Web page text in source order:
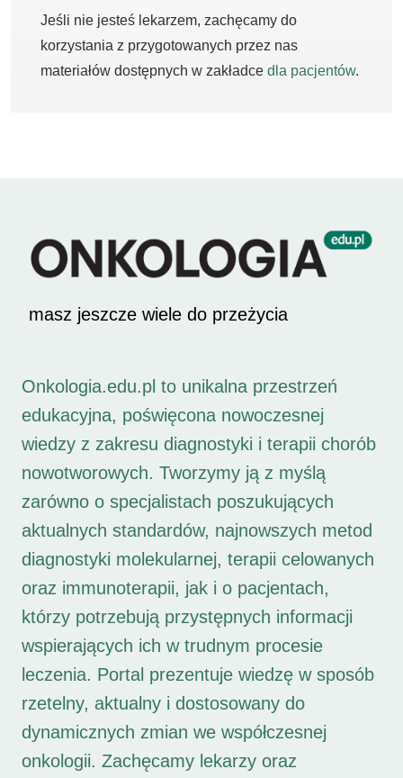
Jeśli nie jesteś lekarzem, zachęcamy do
korzystania z przygotowanych przez nas
materiałów dostępnych w zakładce dla pacjentów.
masz jeszcze wiele do przeżycia
Onkologia.edu.pl to unikalna przestrzeń
edukacyjna, poświęcona nowoczesnej
wiedzy z zakresu diagnostyki i terapii chorób
nowotworowych. Tworzymy ją z myślą
zarówno o specjalistach poszukujących
aktualnych standardów, najnowszych metod
diagnostyki molekularnej, terapii celowanych
oraz immunoterapii, jak i o pacjentach,
którzy potrzebują przystępnych informacji
wspierających ich w trudnym procesie
leczenia. Portal prezentuje wiedzę w sposób
rzetelny, aktualny i dostosowany do
dynamicznych zmian we współczesnej
onkologii. Zachęcamy lekarzy oraz